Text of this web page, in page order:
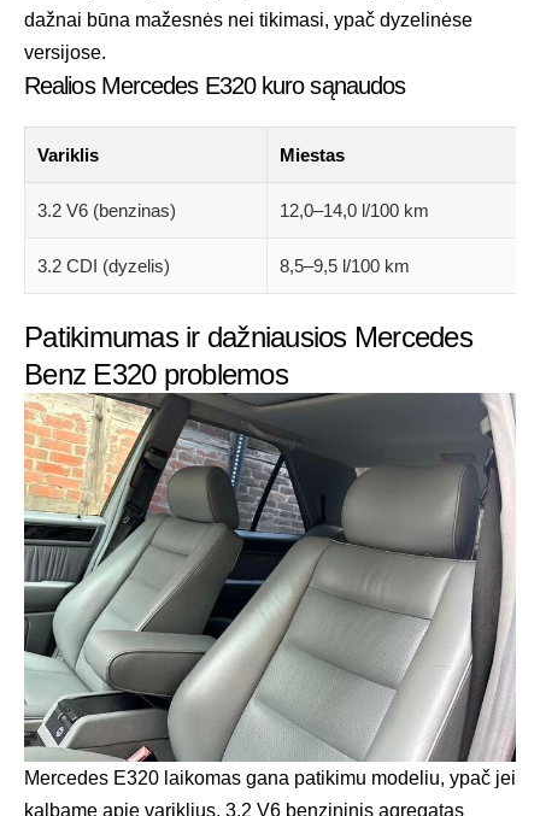
dažnai būna mažesnės nei tikimasi, ypač dyzelinėse
versijose.
Realios Mercedes E320 kuro sąnaudos
Variklis Miestas
3.2 V6 (benzinas) 12,0–14,0 l/100 km
3.2 CDI (dyzelis) 8,5–9,5 l/100 km
Patikimumas ir dažniausios Mercedes
Benz E320 problemos
Mercedes E320 laikomas gana patikimu modeliu, ypač jei
kalbame apie variklius. 3.2 V6 benzininis agregatas